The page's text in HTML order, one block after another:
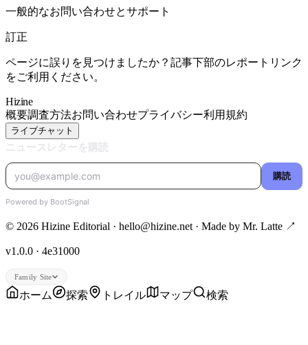
一般的なお問い合わせとサポート
訂正
ページに誤りを見つけましたか？記事下部のレポートリンク
をご利用ください。
Hizine
概要調査方法お問い合わせプライバシー利用規約
ライブチャット
© 2026 Hizine Editorial · hello@hizine.net · Made by Mr. Latte ↗
v1.0.0 · 4e31000
Family Site
ホーム 探索 トレイル マップ 検索